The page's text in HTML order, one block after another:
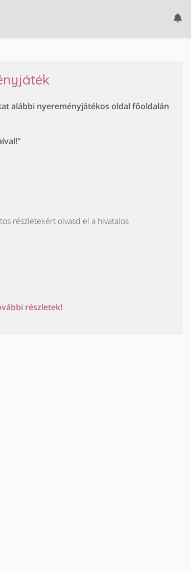
alábbi nyereményjátékos oldal főoldalán
részletekért olvasd el a hivatalos
részletek!